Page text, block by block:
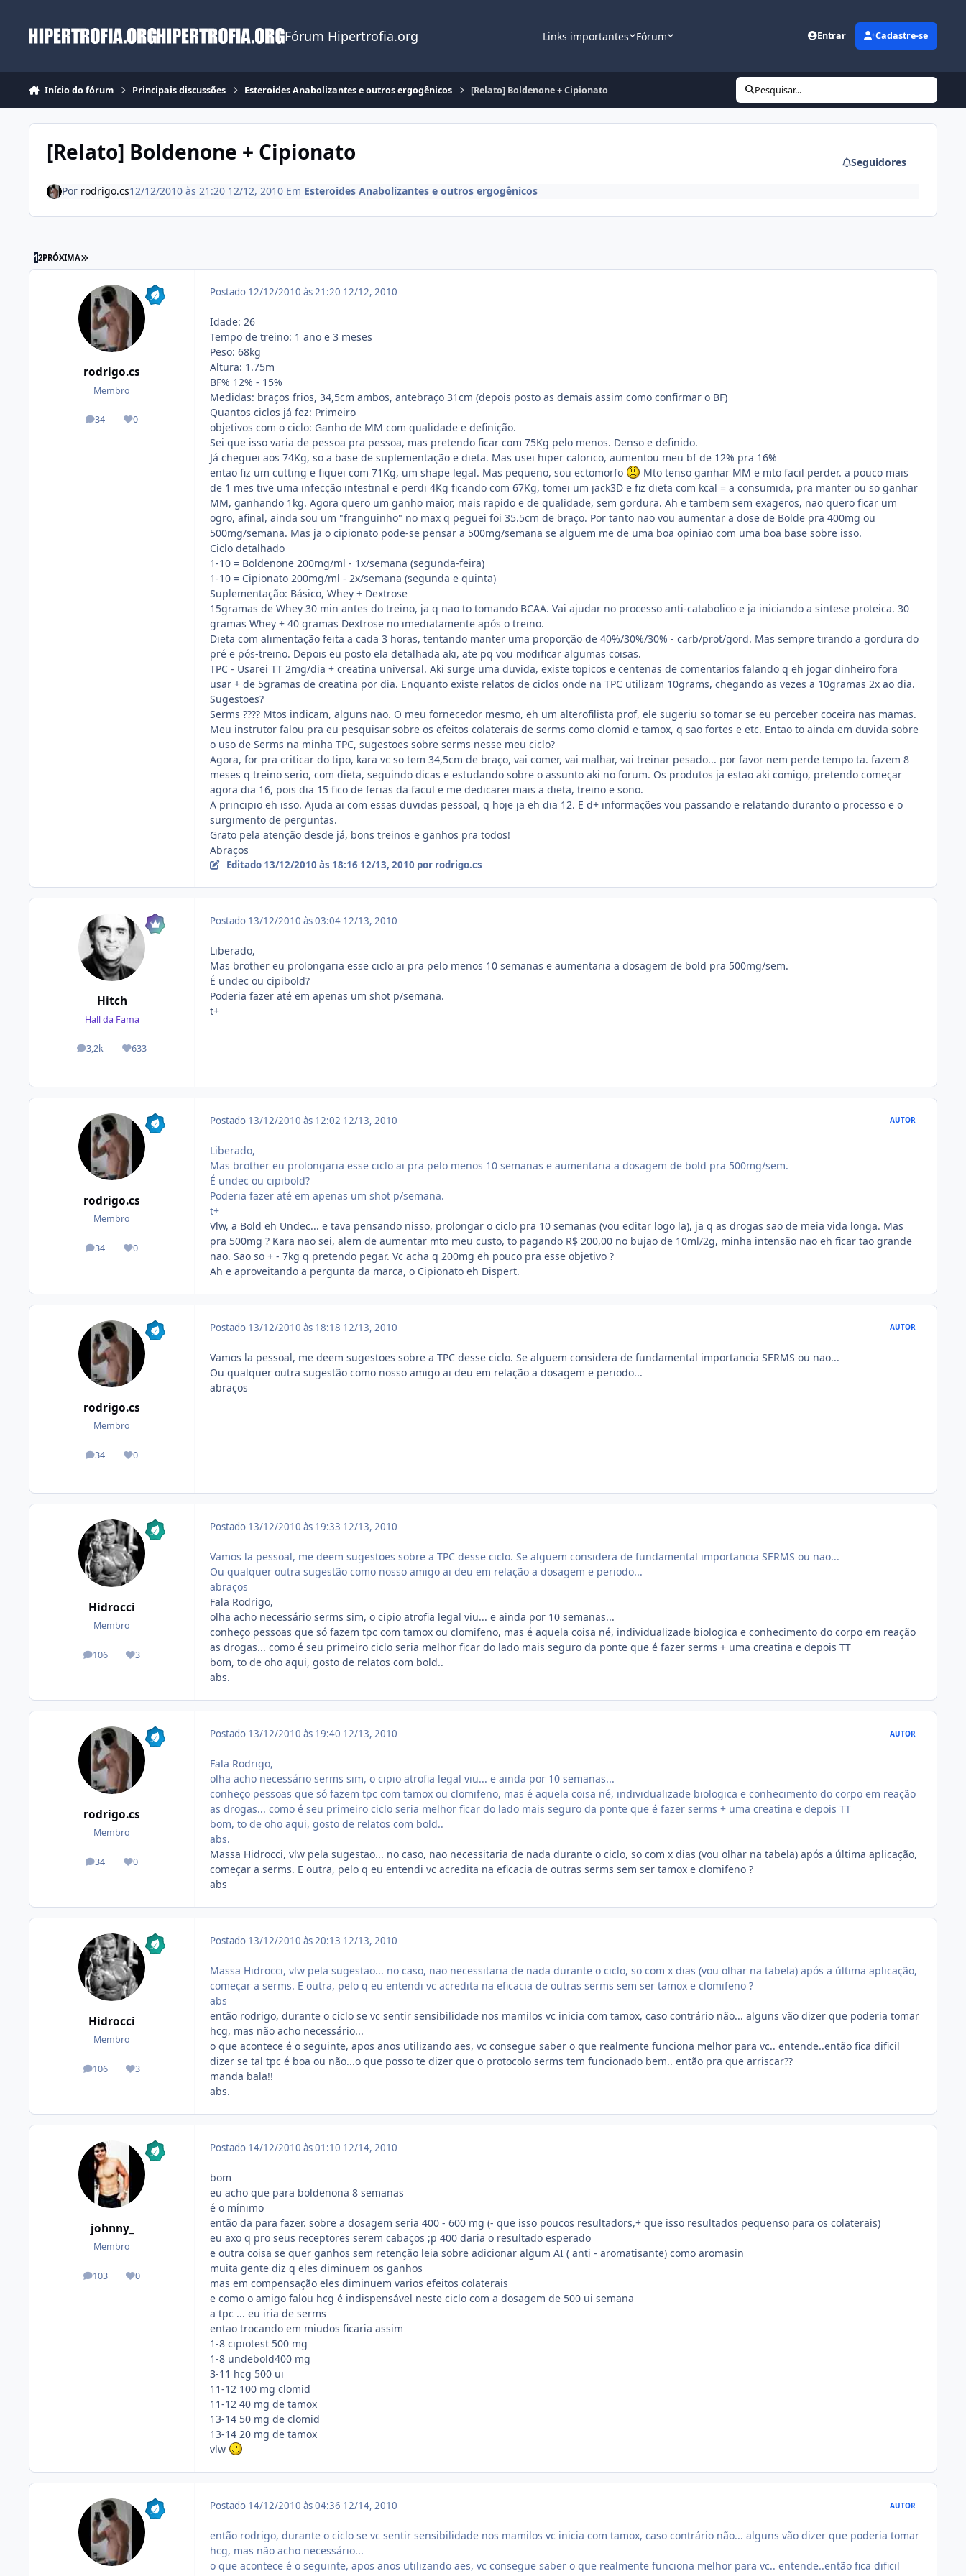
Fórum Hipertrofia.org Links importantes Fórum Entrar Cadastre-se
Início do fórum Principais discussões Esteroides Anabolizantes e outros ergogênicos [Relato] Boldenone + Cipionato Pesquisar...
[Relato] Boldenone + Cipionato Seguidores
Por rodrigo.cs12/12/2010 às 21:20 12/12, 2010 Em Esteroides Anabolizantes e outros ergogênicos
12PRÓXIMA ÚLTIMA PÁGINA
rodrigo.cs
Membro
34
posts 0
Reputação
Postado 12/12/2010 às 21:20 12/12, 2010
Idade: 26
Tempo de treino: 1 ano e 3 meses
Peso: 68kg
Altura: 1.75m
BF% 12% - 15%
Medidas: braços frios, 34,5cm ambos, antebraço 31cm (depois posto as demais assim como confirmar o BF)
Quantos ciclos já fez: Primeiro
objetivos com o ciclo: Ganho de MM com qualidade e definição.
Sei que isso varia de pessoa pra pessoa, mas pretendo ficar com 75Kg pelo menos. Denso e definido.
Já cheguei aos 74Kg, so a base de suplementação e dieta. Mas usei hiper calorico, aumentou meu bf de 12% pra 16%
entao fiz um cutting e fiquei com 71Kg, um shape legal. Mas pequeno, sou ectomorfo
Mto tenso ganhar MM e mto facil perder. a pouco mais
de 1 mes tive uma infecção intestinal e perdi 4Kg ficando com 67Kg, tomei um jack3D e fiz dieta com kcal = a consumida, pra manter ou so ganhar
MM, ganhando 1kg. Agora quero um ganho maior, mais rapido e de qualidade, sem gordura. Ah e tambem sem exageros, nao quero ficar um
ogro, afinal, ainda sou um "franguinho" no max q peguei foi 35.5cm de braço. Por tanto nao vou aumentar a dose de Bolde pra 400mg ou
500mg/semana. Mas ja o cipionato pode-se pensar a 500mg/semana se alguem me de uma boa opiniao com uma boa base sobre isso.
Ciclo detalhado
1-10 = Boldenone 200mg/ml - 1x/semana (segunda-feira)
1-10 = Cipionato 200mg/ml - 2x/semana (segunda e quinta)
Suplementação: Básico, Whey + Dextrose
15gramas de Whey 30 min antes do treino, ja q nao to tomando BCAA. Vai ajudar no processo anti-catabolico e ja iniciando a sintese proteica. 30
gramas Whey + 40 gramas Dextrose no imediatamente após o treino.
Dieta com alimentação feita a cada 3 horas, tentando manter uma proporção de 40%/30%/30% - carb/prot/gord. Mas sempre tirando a gordura do
pré e pós-treino. Depois eu posto ela detalhada aki, ate pq vou modificar algumas coisas.
TPC - Usarei TT 2mg/dia + creatina universal. Aki surge uma duvida, existe topicos e centenas de comentarios falando q eh jogar dinheiro fora
usar + de 5gramas de creatina por dia. Enquanto existe relatos de ciclos onde na TPC utilizam 10grams, chegando as vezes a 10gramas 2x ao dia.
Sugestoes?
Serms ???? Mtos indicam, alguns nao. O meu fornecedor mesmo, eh um alterofilista prof, ele sugeriu so tomar se eu perceber coceira nas mamas.
Meu instrutor falou pra eu pesquisar sobre os efeitos colaterais de serms como clomid e tamox, q sao fortes e etc. Entao to ainda em duvida sobre
o uso de Serms na minha TPC, sugestoes sobre serms nesse meu ciclo?
Agora, for pra criticar do tipo, kara vc so tem 34,5cm de braço, vai comer, vai malhar, vai treinar pesado... por favor nem perde tempo ta. fazem 8
meses q treino serio, com dieta, seguindo dicas e estudando sobre o assunto aki no forum. Os produtos ja estao aki comigo, pretendo começar
agora dia 16, pois dia 15 fico de ferias da facul e me dedicarei mais a dieta, treino e sono.
A principio eh isso. Ajuda ai com essas duvidas pessoal, q hoje ja eh dia 12. E d+ informações vou passando e relatando duranto o processo e o
surgimento de perguntas.
Grato pela atenção desde já, bons treinos e ganhos pra todos!
Abraços
Editado 13/12/2010 às 18:16 12/13, 2010 por rodrigo.cs
Hitch
Hall da Fama
3,2k
posts 633
Reputação
Postado 13/12/2010 às 03:04 12/13, 2010
Liberado,
Mas brother eu prolongaria esse ciclo ai pra pelo menos 10 semanas e aumentaria a dosagem de bold pra 500mg/sem.
É undec ou cipibold?
Poderia fazer até em apenas um shot p/semana.
t+
rodrigo.cs
Membro
34
posts 0
Reputação
Postado 13/12/2010 às 12:02 12/13, 2010 AUTOR
Liberado,
Mas brother eu prolongaria esse ciclo ai pra pelo menos 10 semanas e aumentaria a dosagem de bold pra 500mg/sem.
É undec ou cipibold?
Poderia fazer até em apenas um shot p/semana.
t+
Vlw, a Bold eh Undec... e tava pensando nisso, prolongar o ciclo pra 10 semanas (vou editar logo la), ja q as drogas sao de meia vida longa. Mas
pra 500mg ? Kara nao sei, alem de aumentar mto meu custo, to pagando R$ 200,00 no bujao de 10ml/2g, minha intensão nao eh ficar tao grande
nao. Sao so + - 7kg q pretendo pegar. Vc acha q 200mg eh pouco pra esse objetivo ?
Ah e aproveitando a pergunta da marca, o Cipionato eh Dispert.
rodrigo.cs
Membro
34
posts 0
Reputação
Postado 13/12/2010 às 18:18 12/13, 2010 AUTOR
Vamos la pessoal, me deem sugestoes sobre a TPC desse ciclo. Se alguem considera de fundamental importancia SERMS ou nao...
Ou qualquer outra sugestão como nosso amigo ai deu em relação a dosagem e periodo...
abraços
Hidrocci
Membro
106
posts 3
Reputação
Postado 13/12/2010 às 19:33 12/13, 2010
Vamos la pessoal, me deem sugestoes sobre a TPC desse ciclo. Se alguem considera de fundamental importancia SERMS ou nao...
Ou qualquer outra sugestão como nosso amigo ai deu em relação a dosagem e periodo...
abraços
Fala Rodrigo,
olha acho necessário serms sim, o cipio atrofia legal viu... e ainda por 10 semanas...
conheço pessoas que só fazem tpc com tamox ou clomifeno, mas é aquela coisa né, individualizade biologica e conhecimento do corpo em reação
as drogas... como é seu primeiro ciclo seria melhor ficar do lado mais seguro da ponte que é fazer serms + uma creatina e depois TT
bom, to de oho aqui, gosto de relatos com bold..
abs.
rodrigo.cs
Membro
34
posts 0
Reputação
Postado 13/12/2010 às 19:40 12/13, 2010 AUTOR
Fala Rodrigo,
olha acho necessário serms sim, o cipio atrofia legal viu... e ainda por 10 semanas...
conheço pessoas que só fazem tpc com tamox ou clomifeno, mas é aquela coisa né, individualizade biologica e conhecimento do corpo em reação
as drogas... como é seu primeiro ciclo seria melhor ficar do lado mais seguro da ponte que é fazer serms + uma creatina e depois TT
bom, to de oho aqui, gosto de relatos com bold..
abs.
Massa Hidrocci, vlw pela sugestao... no caso, nao necessitaria de nada durante o ciclo, so com x dias (vou olhar na tabela) após a última aplicação,
começar a serms. E outra, pelo q eu entendi vc acredita na eficacia de outras serms sem ser tamox e clomifeno ?
abs
Hidrocci
Membro
106
posts 3
Reputação
Postado 13/12/2010 às 20:13 12/13, 2010
Massa Hidrocci, vlw pela sugestao... no caso, nao necessitaria de nada durante o ciclo, so com x dias (vou olhar na tabela) após a última aplicação,
começar a serms. E outra, pelo q eu entendi vc acredita na eficacia de outras serms sem ser tamox e clomifeno ?
abs
então rodrigo, durante o ciclo se vc sentir sensibilidade nos mamilos vc inicia com tamox, caso contrário não... alguns vão dizer que poderia tomar
hcg, mas não acho necessário...
o que acontece é o seguinte, apos anos utilizando aes, vc consegue saber o que realmente funciona melhor para vc.. entende..então fica dificil
dizer se tal tpc é boa ou não...o que posso te dizer que o protocolo serms tem funcionado bem.. então pra que arriscar??
manda bala!!
abs.
johnny_
Membro
103
posts 0
Reputação
Postado 14/12/2010 às 01:10 12/14, 2010
bom
eu acho que para boldenona 8 semanas
é o mínimo
então da para fazer. sobre a dosagem seria 400 - 600 mg (- que isso poucos resultadors,+ que isso resultados pequenso para os colaterais)
eu axo q pro seus receptores serem cabaços ;p 400 daria o resultado esperado
e outra coisa se quer ganhos sem retenção leia sobre adicionar algum AI ( anti - aromatisante) como aromasin
muita gente diz q eles diminuem os ganhos
mas em compensação eles diminuem varios efeitos colaterais
e como o amigo falou hcg é indispensável neste ciclo com a dosagem de 500 ui semana
a tpc ... eu iria de serms
entao trocando em miudos ficaria assim
1-8 cipiotest 500 mg
1-8 undebold400 mg
3-11 hcg 500 ui
11-12 100 mg clomid
11-12 40 mg de tamox
13-14 50 mg de clomid
13-14 20 mg de tamox
vlw
Postado 14/12/2010 às 04:36 12/14, 2010 AUTOR
então rodrigo, durante o ciclo se vc sentir sensibilidade nos mamilos vc inicia com tamox, caso contrário não... alguns vão dizer que poderia tomar
hcg, mas não acho necessário...
o que acontece é o seguinte, apos anos utilizando aes, vc consegue saber o que realmente funciona melhor para vc.. entende..então fica dificil